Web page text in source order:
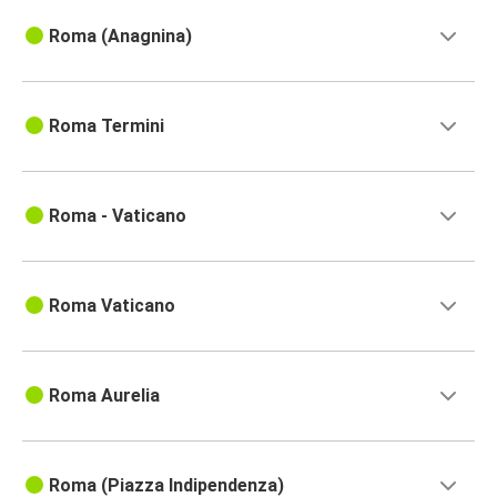
Roma (Anagnina)
Roma Termini
Roma - Vaticano
Roma Vaticano
Roma Aurelia
Roma (Piazza Indipendenza)